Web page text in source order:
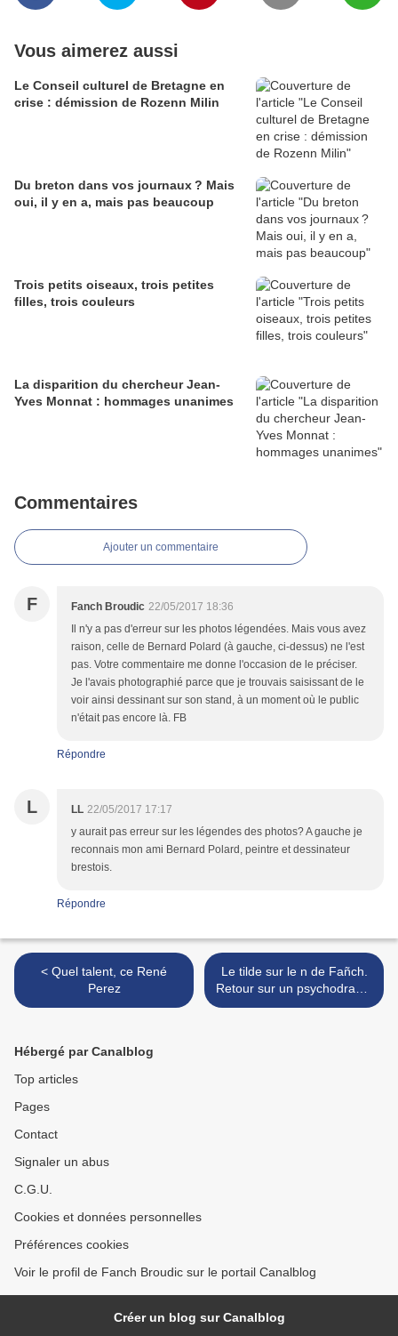
Vous aimerez aussi
Le Conseil culturel de Bretagne en
crise : démission de Rozenn Milin
Du breton dans vos journaux ? Mais
oui, il y en a, mais pas beaucoup
Trois petits oiseaux, trois petites
filles, trois couleurs
La disparition du chercheur Jean-
Yves Monnat : hommages unanimes
Commentaires
Ajouter un commentaire
F Fanch Broudic 22/05/2017 18:36
Il n'y a pas d'erreur sur les photos légendées. Mais vous avez
raison, celle de Bernard Polard (à gauche, ci-dessus) ne l'est
pas. Votre commentaire me donne l'occasion de le préciser.
Je l'avais photographié parce que je trouvais saisissant de le
voir ainsi dessinant sur son stand, à un moment où le public
n'était pas encore là. FB
Répondre
L LL 22/05/2017 17:17
y aurait pas erreur sur les légendes des photos? A gauche je
reconnais mon ami Bernard Polard, peintre et dessinateur
brestois.
Répondre
< Quel talent, ce René
Perez
Le tilde sur le n de Fañch.
Retour sur un psychodrame
national >
Hébergé par Canalblog
Top articles
Pages
Contact
Signaler un abus
C.G.U.
Cookies et données personnelles
Préférences cookies
Voir le profil de Fanch Broudic sur le portail Canalblog
Créer un blog sur Canalblog